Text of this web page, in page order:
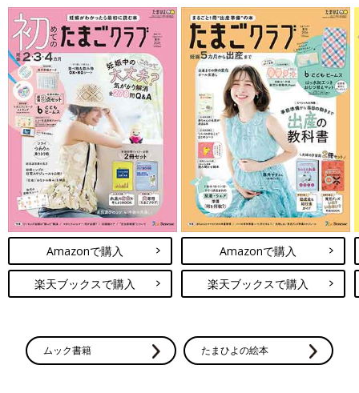
前の話
[三つ子まみれな毎日
＃110] 三つ子と喧嘩
一覧
次の話
[三つ子まみれな毎日＃
112] 三つ子とご近所さ
ん
Amazonで購入
楽天ブックスで購入
Amazonで購入
楽天ブックスで購入
ムック書籍 たまひよの絵本